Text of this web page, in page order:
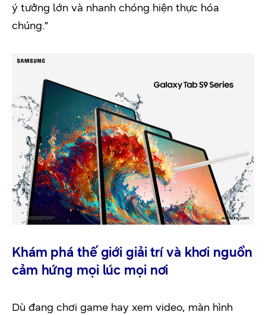
ý tưởng lớn và nhanh chóng hiện thực hóa
chúng.”
Khám phá thế giới giải trí và khơi nguồn
cảm hứng mọi lúc mọi nơi
Dù đang chơi game hay xem video, màn hình